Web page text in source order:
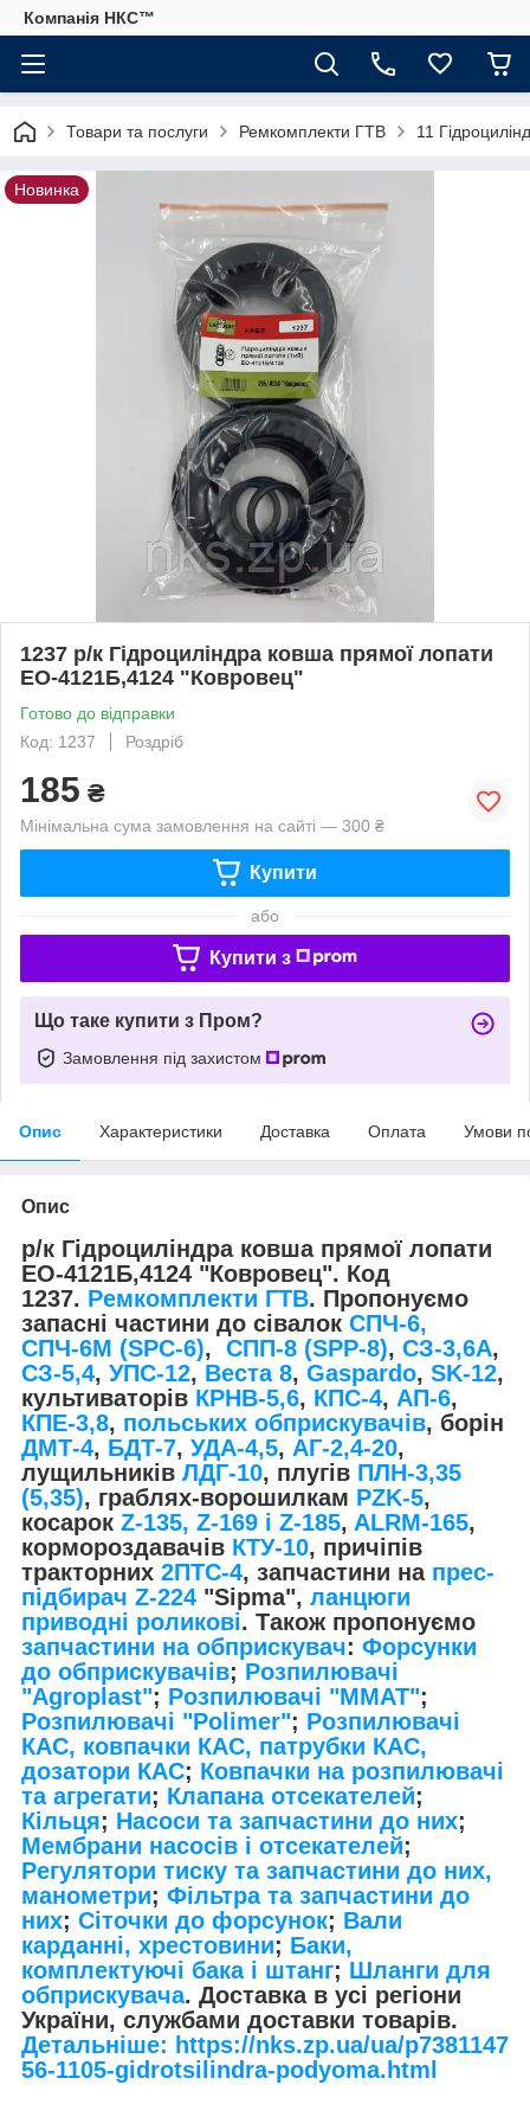
Компанія НКС™
Товари та послуги Ремкомплекти ГТВ 11
Новинка
1237 р/к Гідроциліндра ковша прямої лопати
ЕО-4121Б,4124 "Ковровец"
Готово до відправки
Код: 1237
Роздріб
185 ₴
Мінімальна сума замовлення на сайті — 300 ₴
Купити
або
Купити з
Що таке купити з Пром?
Замовлення під захистом
Опис Характеристики Доставка Оплата Умови
Опис
р/к Гідроциліндра ковша прямої лопати
ЕО-4121Б,4124 "Ковровец". Код
1237. Ремкомплекти ГТВ. Пропонуємо
запасні частини до сівалок СПЧ-6,
СПЧ-6М (SPС-6), СПП-8 (SPP-8), СЗ-3,6А,
СЗ-5,4, УПС-12, Веста 8, Gaspardo, SK-12,
культиваторів КРНВ-5,6, КПС-4, АП-6,
КПЕ-3,8, польських обприскувачів, борін
ДМТ-4, БДТ-7, УДА-4,5, АГ-2,4-20,
лущильників ЛДГ-10, плугів ПЛН-3,35
(5,35), граблях-ворошилкам PZK-5,
косарок Z-135, Z-169 і Z-185, ALRM-165,
кормороздавачів КТУ-10, причіпів
тракторних 2ПТС-4, запчастини на прес-
підбирач Z-224 "Sipma", ланцюги
приводні роликові. Також пропонуємо
запчастини на обприскувач: Форсунки
до обприскувачів; Розпилювачі
"Agroplast"; Розпилювачі "MMAT";
Розпилювачі "Polimer"; Розпилювачі
КАС, ковпачки КАС, патрубки КАС,
дозатори КАС; Ковпачки на розпилювачі
та агрегати; Клапана отсекателей;
Кільця; Насоси та запчастини до них;
Мембрани насосів і отсекателей;
Регулятори тиску та запчастини до них,
манометри; Фільтра та запчастини до
них; Сіточки до форсунок; Вали
карданні, хрестовини; Баки,
комплектуючі бака і штанг; Шланги для
обприскувача. Доставка в усі регіони
України, службами доставки товарів.
Детальніше: https://nks.zp.ua/ua/p7381147
56-1105-gidrotsilindra-podyoma.html